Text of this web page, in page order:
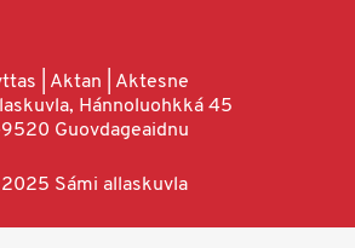
| Aktan | Aktesne
Hánnoluohkká 45
Guovdageaidnu
Sámi allaskuvla